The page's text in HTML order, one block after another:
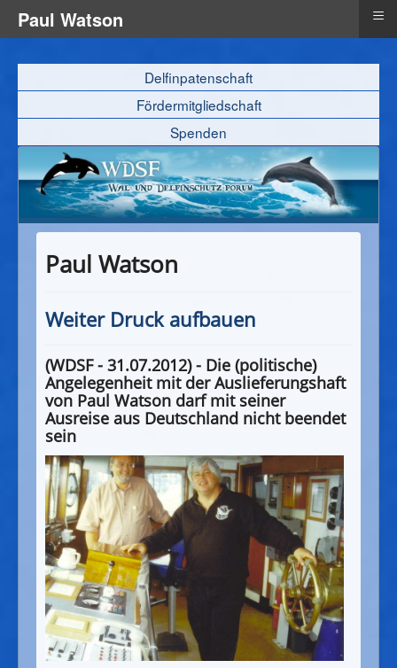
Delfinpatenschaft
Fördermitgliedschaft
Spenden
Paul Watson
Weiter Druck aufbauen
(WDSF - 31.07.2012) - Die (politische)
Angelegenheit mit der Auslieferungshaft
von Paul Watson darf mit seiner
Ausreise aus Deutschland nicht beendet
sein
Paul Watson ≡